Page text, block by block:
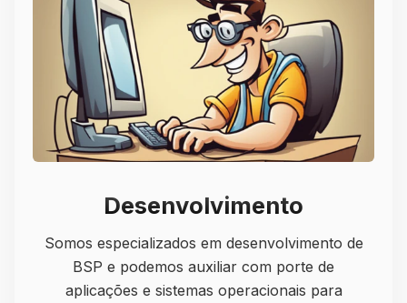
Desenvolvimento
Somos especializados em desenvolvimento de
BSP e podemos auxiliar com porte de
aplicações e sistemas operacionais para